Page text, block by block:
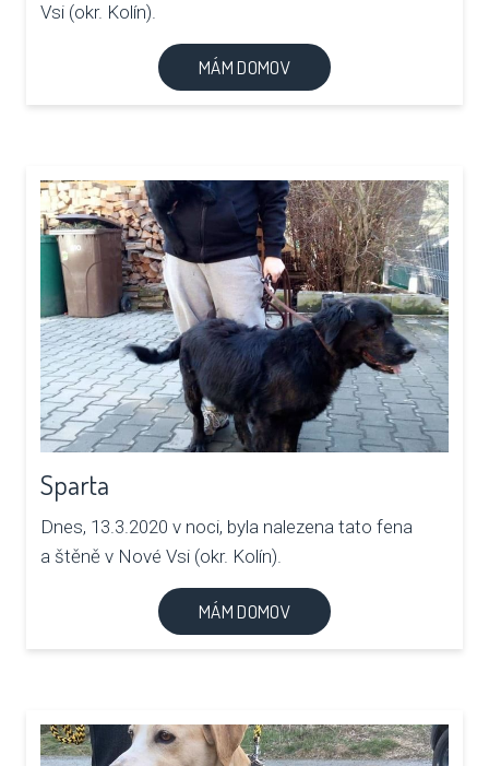
Vsi (okr. Kolín).
MÁM DOMOV
Sparta
Dnes, 13.3.2020 v noci, byla nalezena tato fena
a štěně v Nové Vsi (okr. Kolín).
MÁM DOMOV